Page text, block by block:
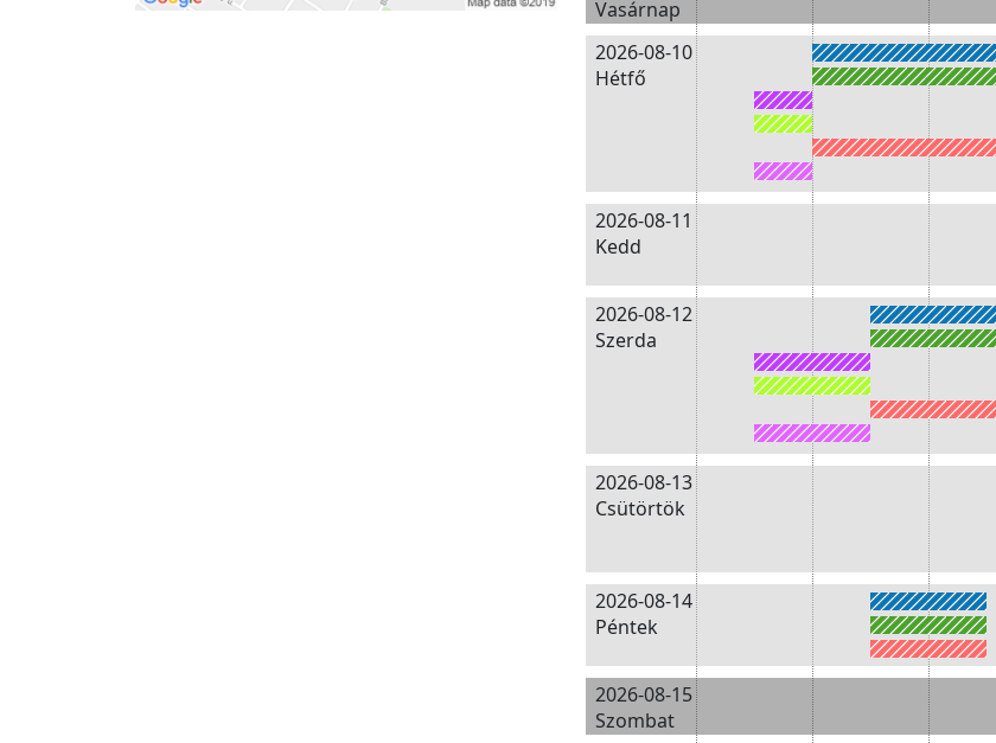
Vasárnap
2026-08-10
Hétfő
2026-08-11
Kedd
2026-08-12
Szerda
2026-08-13
Csütörtök
2026-08-14
Péntek
2026-08-15
Szombat